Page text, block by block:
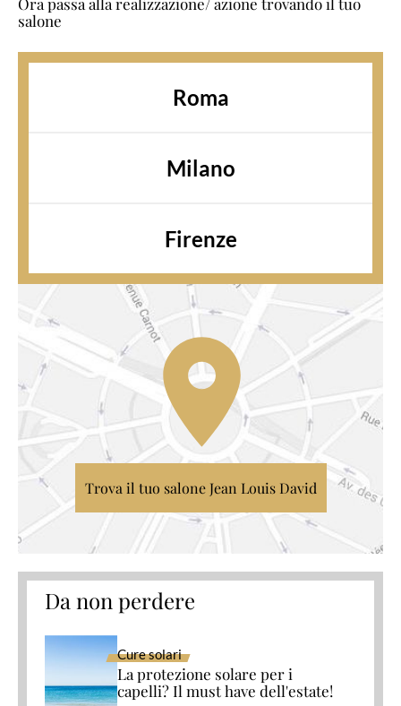
salone
Roma
Milano
Firenze
Trova il tuo salone Jean Louis David
Da non perdere
Cure solari
La protezione solare per i
capelli? Il must have dell'estate!